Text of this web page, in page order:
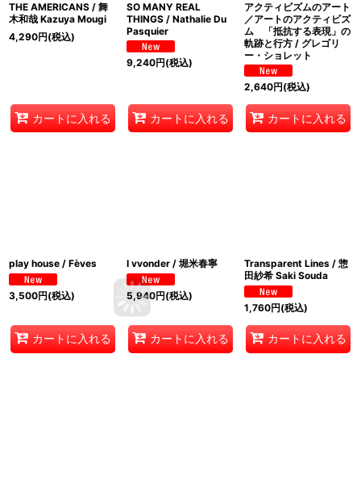
THE AMERICANS / 舞
木和哉 Kazuya Mougi
4,290円(税込)
カートに入れる
SO MANY REAL
THINGS / Nathalie Du
Pasquier
9,240円(税込)
カートに入れる
アクティビズムのアート
／アートのアクティビズ
ム 「抵抗する表現」の
軌跡と行方 / グレゴリ
ー・ショレット
2,640円(税込)
カートに入れる
play house / Fèves
3,500円(税込)
カートに入れる
I vvonder / 堀米春寧
5,940円(税込)
カートに入れる
Transparent Lines / 惣
田紗希 Saki Souda
1,760円(税込)
カートに入れる